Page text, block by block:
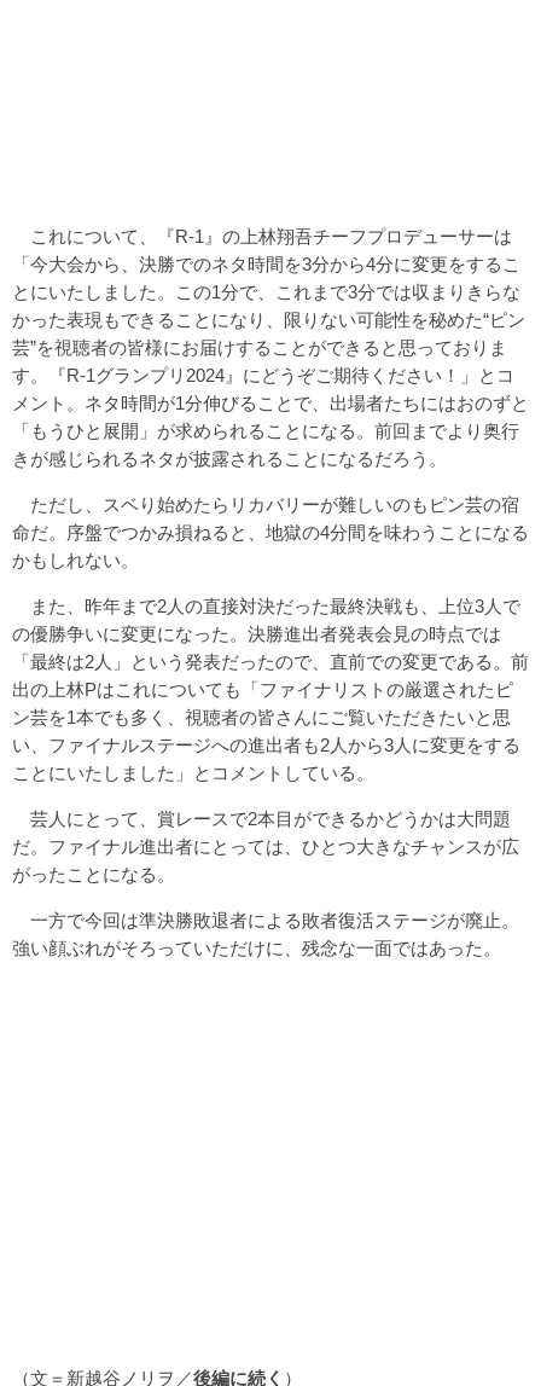
これについて、『R-1』の上林翔吾チーフプロデューサーは
「今大会から、決勝でのネタ時間を3分から4分に変更をするこ
とにいたしました。この1分で、これまで3分では収まりきらな
かった表現もできることになり、限りない可能性を秘めた“ピン
芸”を視聴者の皆様にお届けすることができると思っておりま
す。『R-1グランプリ2024』にどうぞご期待ください！」とコ
メント。ネタ時間が1分伸びることで、出場者たちにはおのずと
「もうひと展開」が求められることになる。前回までより奥行
きが感じられるネタが披露されることになるだろう。
ただし、スベり始めたらリカバリーが難しいのもピン芸の宿
命だ。序盤でつかみ損ねると、地獄の4分間を味わうことになる
かもしれない。
また、昨年まで2人の直接対決だった最終決戦も、上位3人で
の優勝争いに変更になった。決勝進出者発表会見の時点では
「最終は2人」という発表だったので、直前での変更である。前
出の上林Pはこれについても「ファイナリストの厳選されたピ
ン芸を1本でも多く、視聴者の皆さんにご覧いただきたいと思
い、ファイナルステージへの進出者も2人から3人に変更をする
ことにいたしました」とコメントしている。
芸人にとって、賞レースで2本目ができるかどうかは大問題
だ。ファイナル進出者にとっては、ひとつ大きなチャンスが広
がったことになる。
一方で今回は準決勝敗退者による敗者復活ステージが廃止。
強い顔ぶれがそろっていただけに、残念な一面ではあった。
（文＝新越谷ノリヲ／後編に続く ）